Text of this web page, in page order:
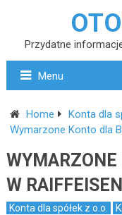
Przydatne
Menu
Home Konta dla
Wymarzone Konto dla
W
Konta dla spółek z o.o.